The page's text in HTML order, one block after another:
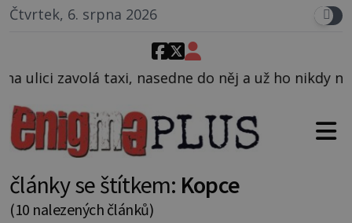
Čtvrtek, 6. srpna 2026
do něj a už ho nikdy nikdo nespatří.
články se štítkem: Kopce
(10 nalezených článků)